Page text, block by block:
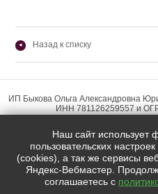
◂ Назад к списку
ИП Быкова Ольга Александровна
ИНН 781126259557 и
Мы в
Наш сайт использует
пользовательских
(cookies), а так же сервисы
Яндекс-Вебмастер.
соглашаетесь с